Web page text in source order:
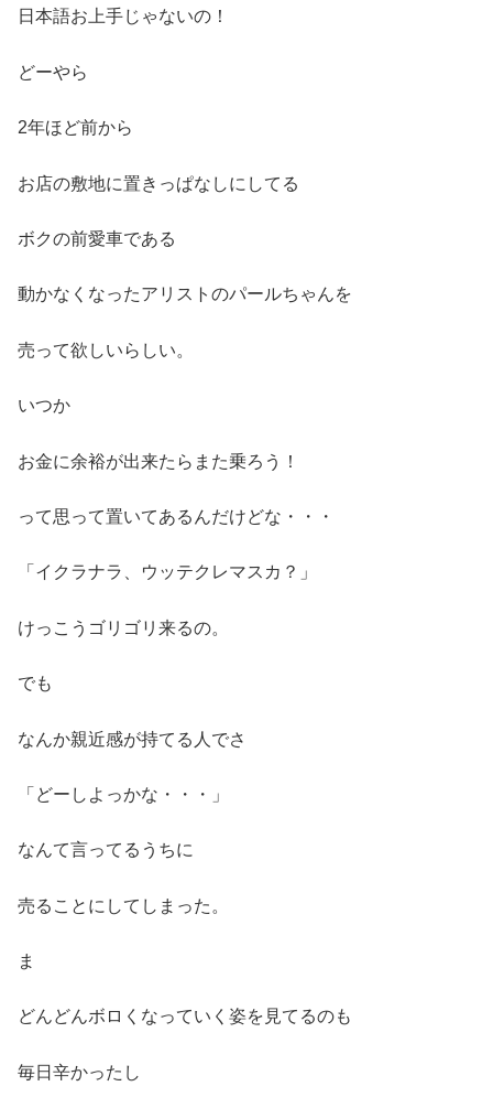
日本語お上手じゃないの！
どーやら
2年ほど前から
お店の敷地に置きっぱなしにしてる
ボクの前愛車である
動かなくなったアリストのパールちゃんを
売って欲しいらしい。
いつか
お金に余裕が出来たらまた乗ろう！
って思って置いてあるんだけどな・・・
「イクラナラ、ウッテクレマスカ？」
けっこうゴリゴリ来るの。
でも
なんか親近感が持てる人でさ
「どーしよっかな・・・」
なんて言ってるうちに
売ることにしてしまった。
ま
どんどんボロくなっていく姿を見てるのも
毎日辛かったし